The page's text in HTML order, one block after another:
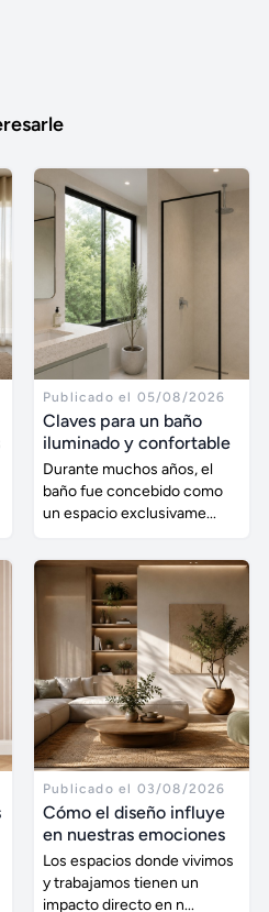
Publicado el 05/08/2026
Claves para un baño
iluminado y confortable
Durante muchos años, el
baño fue concebido como
un espacio exclusivame...
Publicado el 03/08/2026
Cómo el diseño influye
en nuestras emociones
Los espacios donde vivimos
y trabajamos tienen un
impacto directo en n...